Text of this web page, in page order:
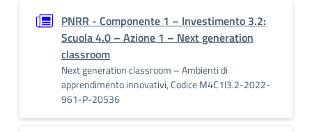
PNRR - Componente 1 – Investimento 3.2:
Scuola 4.0 – Azione 1 – Next generation
classroom
Next generation classroom – Ambienti di
apprendimento innovativi, Codice M4C1I3.2-2022-
961-P-20536